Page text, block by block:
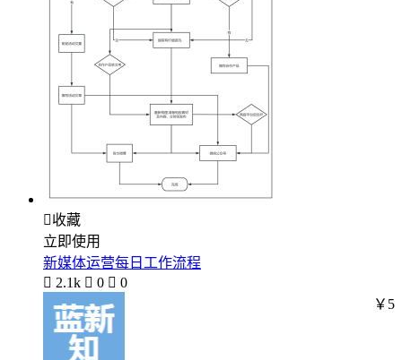
收藏
立即使用
新媒体运营每日工作流程
 2.1k  0  0
￥5